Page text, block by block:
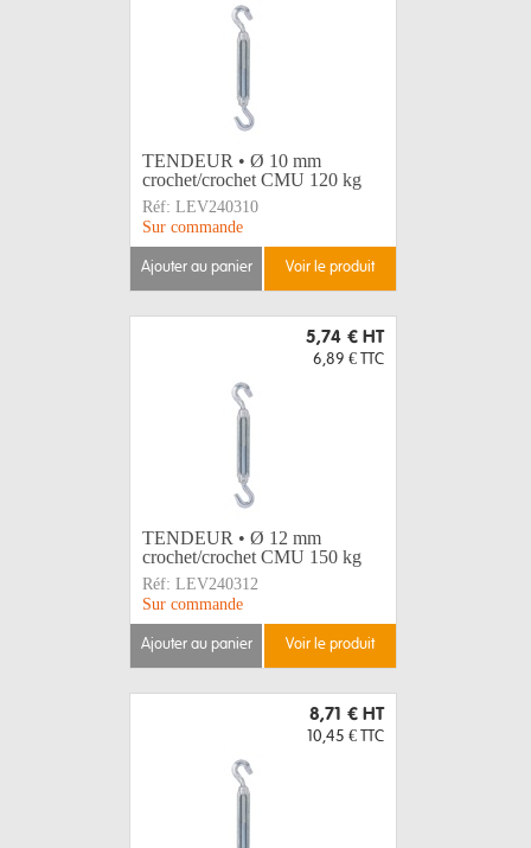
TENDEUR • Ø 10 mm
crochet/crochet CMU 120 kg
Réf: LEV240310
Sur commande
ajouter au panier voir le produit
5,74 € HT
6,89 € TTC
TENDEUR • Ø 12 mm
crochet/crochet CMU 150 kg
Réf: LEV240312
Sur commande
ajouter au panier voir le produit
8,71 € HT
10,45 € TTC